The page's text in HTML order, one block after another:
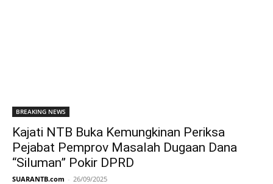
BREAKING NEWS
Kajati NTB Buka Kemungkinan Periksa
Pejabat Pemprov Masalah Dugaan Dana
“Siluman” Pokir DPRD
SUARANTB.com - 26/09/2025